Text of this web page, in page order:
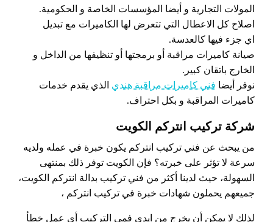
المولات التجارية و أيضا المؤسسات الخاصة و الحكومية.
اصلاح كل الاعطال التي تتعرض لها الكاميرات مع تبديل
اي جزء فيها كالعدسة.
صيانة كاميرات مراقبة أو برمجتها أو تنظيفها من الداخل و
الخارج باتقان كبير.
نوفر أيضا فني كاميرات مراقبة هندي الذي يقدم خدمات
كاميرات المراقبة و بكل احتراف.
شركة تركيب انتركم الكويت
من يبحث عن فني تركيب انتركم يكون خبرة في عمله ولديه
سرعة لا تؤثر على خبرته؟ فإن الكويت توفر ذلك بمنتهى
السهولة، حيث لدينا أكثر من فني تركيب بدالة انتركم الكويت،
جميعهم يحملون شهادات خبرة في تركيب انتركم ،
لذلك لا يمكن أن يخرج من ايدي فمي التركيب أي عمل خطأ